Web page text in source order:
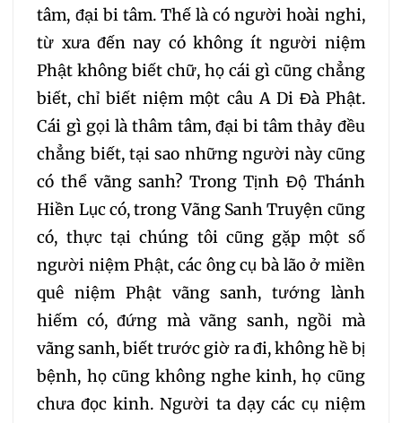
124 125 126 127
128 129 130 131
132
136 137 138 139
140 141 142 143
144 145 146 147
148 149 150 151
152 153 154 155
tâm, đại bi tâm. Thế là có người hoài nghi,
từ xưa đến nay có không ít người niệm
Phật không biết chữ, họ cái gì cũng chẳng
biết, chỉ biết niệm một câu A Di Đà Phật.
Cái gì gọi là thâm tâm, đại bi tâm thảy đều
chẳng biết, tại sao những người này cũng
có thể vãng sanh? Trong Tịnh Độ Thánh
Hiền Lục có, trong Vãng Sanh Truyện cũng
có, thực tại chúng tôi cũng gặp một số
người niệm Phật, các ông cụ bà lão ở miền
quê niệm Phật vãng sanh, tướng lành
hiếm có, đứng mà vãng sanh, ngồi mà
vãng sanh, biết trước giờ ra đi, không hề bị
bệnh, họ cũng không nghe kinh, họ cũng
chưa đọc kinh. Người ta dạy các cụ niệm